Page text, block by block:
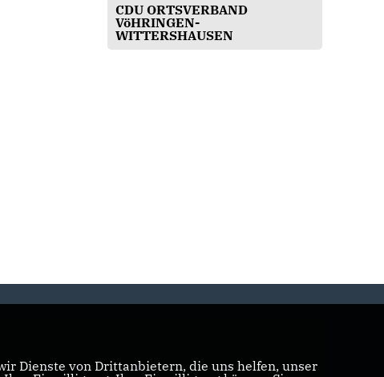
CDU ORTSVERBAND
VöHRINGEN-
WITTERSHAUSEN
Dienste von Drittanbietern, die uns helfen, unser